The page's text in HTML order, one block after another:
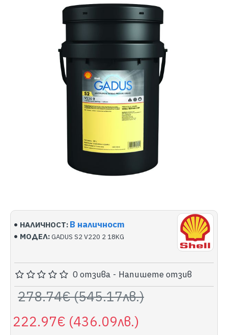
НАЛИЧНОСТ: В наличност
МОДЕЛ:GADUS S2 V220 2 18KG
0 отзива - Напишете отзив
278.74€ (545.17лв.)
222.97€ (436.09лв.)